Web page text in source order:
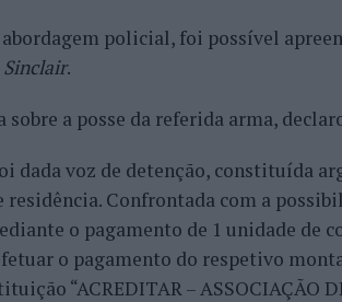
policial, foi possível
Sinclair.
sobre a posse da referida arma,
dada voz de detenção, constituída
residência. Confrontada com a
o pagamento de 1 unidade de
o pagamento do respetivo
“ACREDITAR – ASSOCIAÇÃO